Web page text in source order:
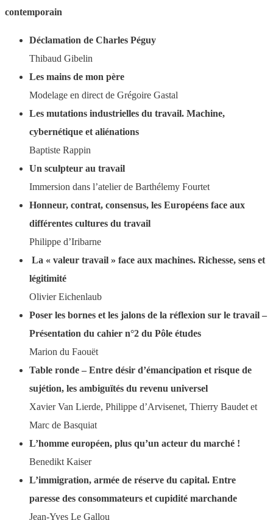
contemporain
Déclamation de Charles Péguy
Thibaud Gibelin
Les mains de mon père
Modelage en direct de Grégoire Gastal
Les mutations industrielles du travail. Machine,
cybernétique et aliénations
Baptiste Rappin
Un sculpteur au travail
Immersion dans l’atelier de Barthélemy Fourtet
Honneur, contrat, consensus, les Européens face aux
différentes cultures du travail
Philippe d’Iribarne
La « valeur travail » face aux machines. Richesse, sens et
légitimité
Olivier Eichenlaub
Poser les bornes et les jalons de la réflexion sur le travail –
Présentation du cahier n°2 du Pôle études
Marion du Faouët
Table ronde – Entre désir d’émancipation et risque de
sujétion, les ambiguïtés du revenu universel
Xavier Van Lierde, Philippe d’Arvisenet, Thierry Baudet et
Marc de Basquiat
L’homme européen, plus qu’un acteur du marché !
Benedikt Kaiser
L’immigration, armée de réserve du capital. Entre
paresse des consommateurs et cupidité marchande
Jean-Yves Le Gallou